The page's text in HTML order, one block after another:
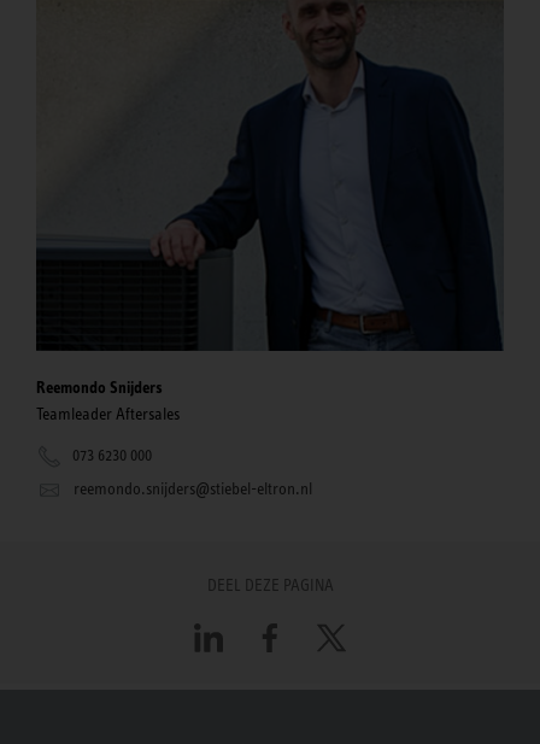
Reemondo Snijders
Teamleader Aftersales
073 6230 000
reemondo.snijders@stiebel-eltron.nl
DEEL DEZE PAGINA
LinkedIn FacebookX